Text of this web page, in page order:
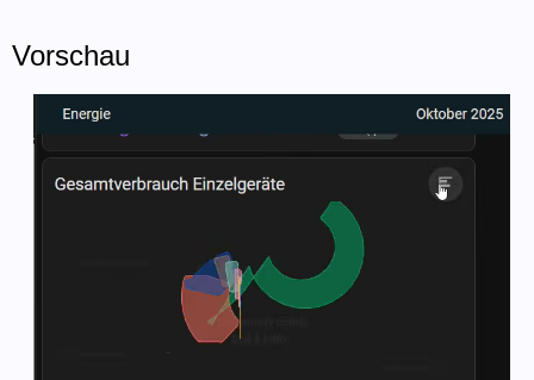
Vorschau